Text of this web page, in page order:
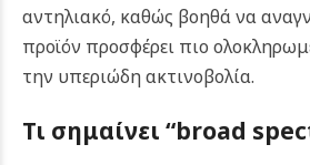
αντηλιακό, καθώς βοηθά να
προϊόν προσφέρει πιο
την υπεριώδη ακτινοβολία.
Τι σημαίνει “broad